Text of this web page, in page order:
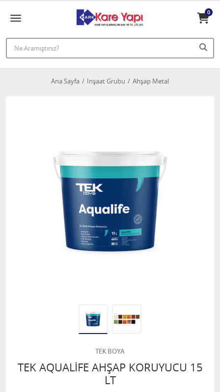
0
Ana Sayfa İnşaat Grubu Ahşap Metal
TEK BOYA
TEK AQUALİFE AHŞAP KORUYUCU 15
LT